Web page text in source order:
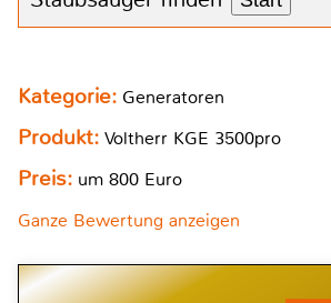
Kategorie: Generatoren
Produkt: Voltherr KGE 3500pro
Preis: um 800 Euro
Ganze Bewertung anzeigen